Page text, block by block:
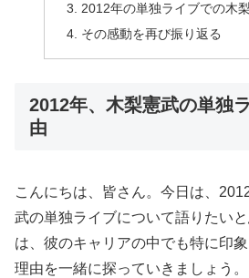
2012年の単独ライブでの木
その感動を再び振り返る
2012年、木梨憲武の単独
由
こんにちは、皆さん。今日は、
武の単独ライブについて語りたい
は、彼のキャリアの中でも特に印
理由を一緒に探っていきましょう。